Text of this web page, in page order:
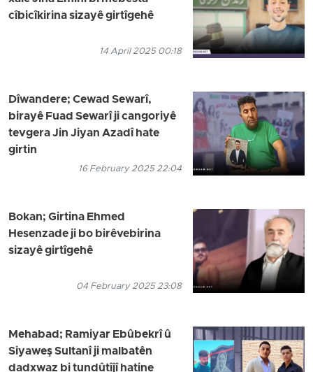
cîbicîkirina sizayê girtîgehê
14 April 2025 00:18
Dîwandere; Cewad Sewarî,
birayê Fuad Sewarî ji cangoriyê
tevgera Jin Jiyan Azadî hate
girtin
16 February 2025 22:04
Bokan; Girtina Ehmed
Hesenzade ji bo birêvebirina
sizayê girtîgehê
04 February 2025 23:08
Mehabad; Ramiyar Ebûbekrî û
Siyaweş Sultanî ji malbatên
dadxwaz bi tundûtîjî hatine